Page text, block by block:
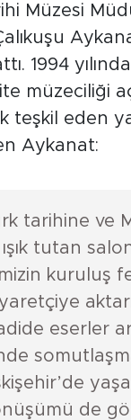
Müzesi
1994 yılında
müzeciliği
teşkil eden
Aykanat:
tarihine ve
tutan
kuruluş
eserler
de